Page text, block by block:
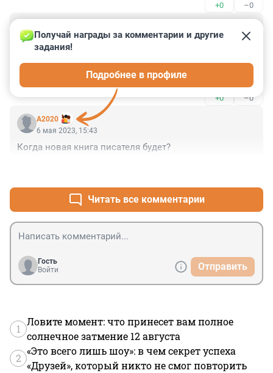
+0 –0
6 мая 2023, 17:25
Такую ситуацию невозможно назвать хорошей
работой наших спецслужб.
И даже - удовлетворительной.
+0 –0
А2020
Получай награды за комментарии и другие
задания!
Подробнее в профиле
6 мая 2023, 15:43
Когда новая книга писателя будет?
Читать все комментарии
Гость
Войти
Отправить
1
Ловите момент: что принесет вам полное
солнечное затмение 12 августа
2
«Это всего лишь шоу»: в чем секрет успеха
«Друзей», который никто не смог повторить